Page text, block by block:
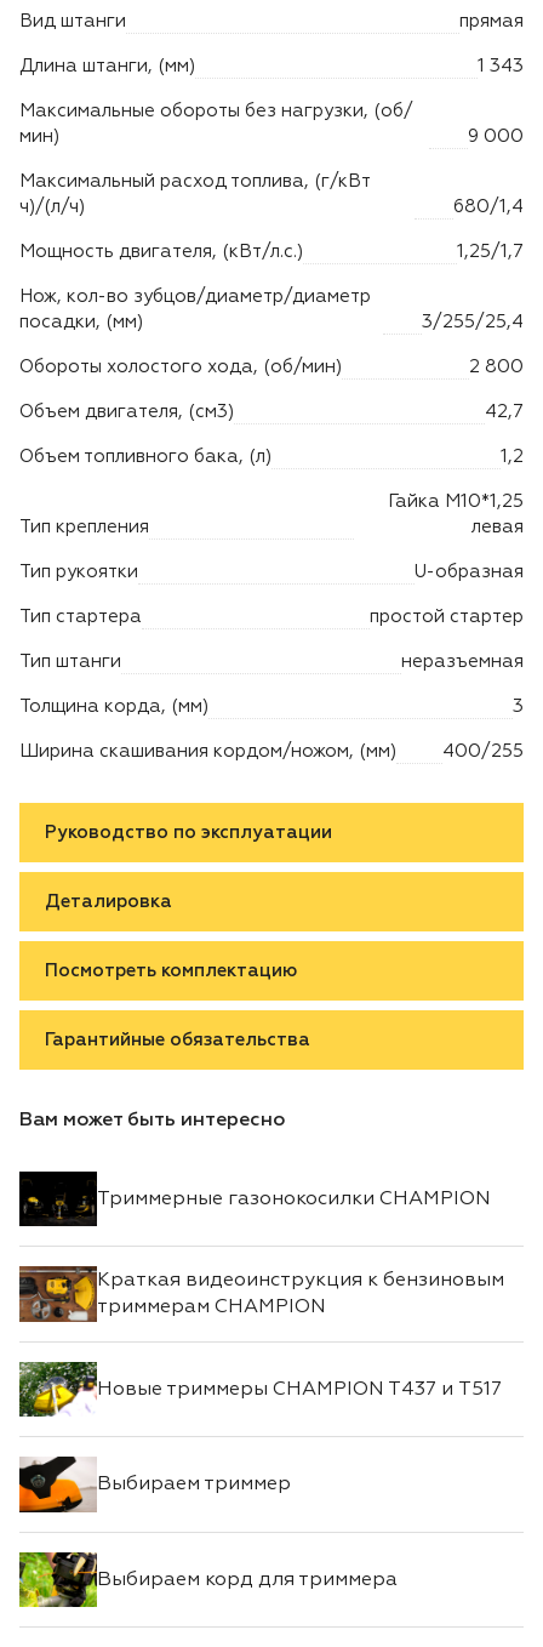
Вид штанги прямая
Длина штанги, (мм) 1 343
Максимальные обороты без нагрузки, (об/
мин)
9 000
Максимальный расход топлива, (г/кВт
ч)/(л/ч)
680/1,4
Мощность двигателя, (кВт/л.с.) 1,25/1,7
Нож, кол-во зубцов/диаметр/диаметр
посадки, (мм)
3/255/25,4
Обороты холостого хода, (об/мин) 2 800
Объем двигателя, (см3) 42,7
Объем топливного бака, (л) 1,2
Тип крепления
Гайка М10*1,25
левая
Тип рукоятки U-образная
Тип стартера простой стартер
Тип штанги неразъемная
Толщина корда, (мм) 3
Ширина скашивания кордом/ножом, (мм) 400/255
Руководство по эксплуатации
Деталировка
Посмотреть комплектацию
Гарантийные обязательства
Вам может быть интересно
Триммерные газонокосилки CHAMPION
Краткая видеоинструкция к бензиновым
триммерам CHAMPION
Новые триммеры CHAMPION T437 и T517
Выбираем триммер
Выбираем корд для триммера